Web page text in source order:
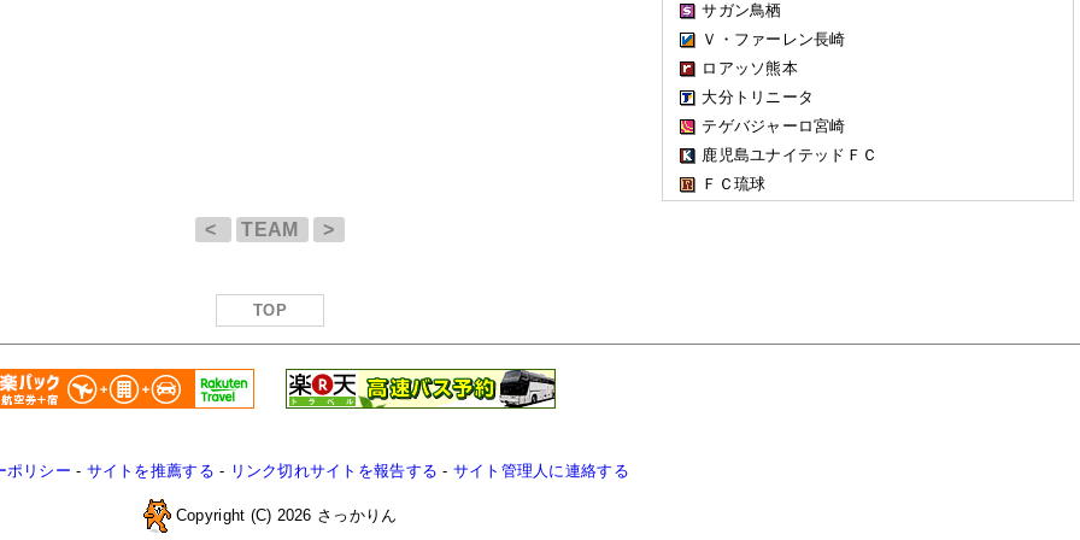
サガン鳥栖
Ｖ・ファーレン長崎
ロアッソ熊本
大分トリニータ
テゲバジャーロ宮崎
鹿児島ユナイテッドＦＣ
ＦＣ琉球
< TEAM >
TOP
ポリシー - サイトを推薦する - リンク切れサイトを報告する - サイト管理人に連絡する
Copyright (C) 2026 さっかりん